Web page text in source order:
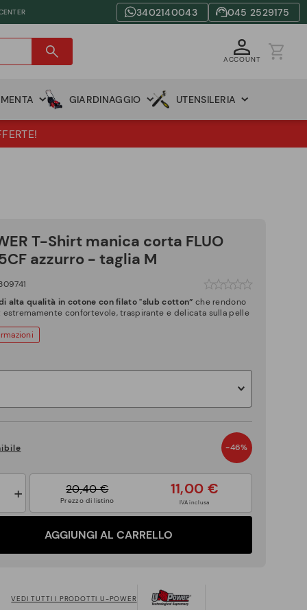
3402140043 045 2529175
ACCOUNT
GIARDINAGGIO UTENSILERIA
T-Shirt manica corta FLUO
azzurro - taglia M
alta qualità in cotone con filato "slub cotton” che rendono
estremamente confortevole, traspirante e delicata sulla pelle
-46%
+ 20,40 €
Prezzo di listino
11,00 €
IVA inclusa
AGGIUNGI AL CARRELLO
VEDI TUTTI I PRODOTTI U-POWER